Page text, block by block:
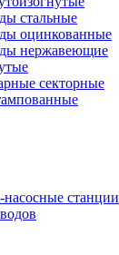
стальные
оцинкованные
нержавеющие
секторные
станции